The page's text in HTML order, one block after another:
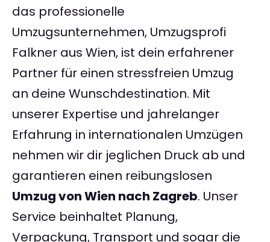
das professionelle
Umzugsunternehmen, Umzugsprofi
Falkner aus Wien, ist dein erfahrener
Partner für einen stressfreien Umzug
an deine Wunschdestination. Mit
unserer Expertise und jahrelanger
Erfahrung in internationalen Umzügen
nehmen wir dir jeglichen Druck ab und
garantieren einen reibungslosen
Umzug von Wien nach Zagreb. Unser
Service beinhaltet Planung,
Verpackung, Transport und sogar die